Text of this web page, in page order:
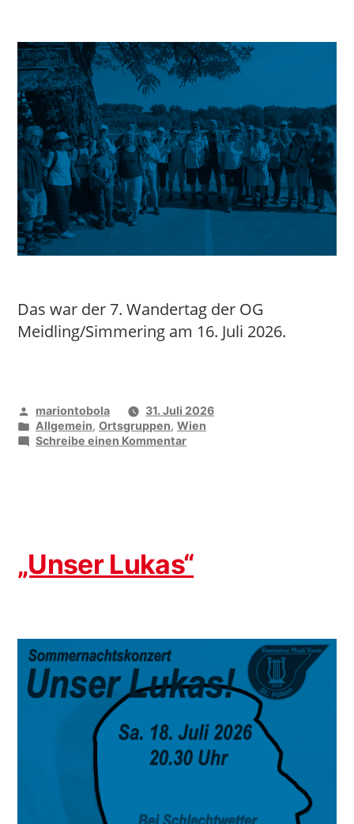
Das war der 7. Wandertag der OG
Meidling/Simmering am 16. Juli 2026.
Veröffentlicht
von
mariontobola
31. Juli 2026
Veröffentlicht
unter
Allgemein,Ortsgruppen,Wien
Schreibe einen Kommentarzu
„Unser Lukas“